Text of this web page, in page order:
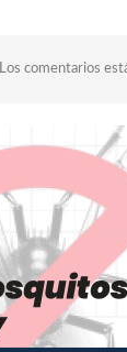
Los comentarios